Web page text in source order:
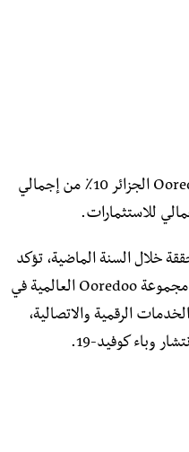
ضمن مجموعةOoredoo، تمثل Ooredoo الجزائر 10٪ من إجمالي
خلال السنة الماضية، تؤكد
على التزام Ooredoo في وضع خبرة مجموعة Ooredoo العالمية في
الرقمية والاتصالية،
وباء كوفيد-19.